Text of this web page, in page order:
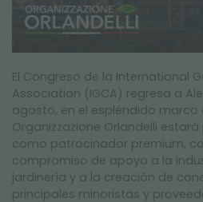
El Congreso de la International
Association (IGCA) regresa a
agosto, en el espléndido marco
Organizzazione Orlandelli
como patrocinador premium,
compromiso de apoyo a la
jardinería y a la creación de
principales minoristas y